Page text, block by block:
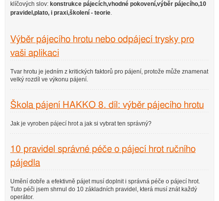
klíčových slov: konstrukce pájecích,vhodné pokovení,výběr pájecího,10
pravidel,plato, i praxi,školení - teorie.
Výběr pájecího hrotu nebo odpájecí trysky pro
vaši aplikaci
Tvar hrotu je jedním z kritických faktorů pro pájení, protože může znamenat
velký rozdíl ve výkonu pájení.
Škola pájení HAKKO 8. díl: výběr pájecího hrotu
Jak je vyroben pájecí hrot a jak si vybrat ten správný?
10 pravidel správné péče o pájecí hrot ručního
pájedla
Umění dobře a efektivně pájet musí doplnit i správná péče o pájecí hrot.
Tuto péči jsem shrnul do 10 základních pravidel, která musí znát každý
operátor.